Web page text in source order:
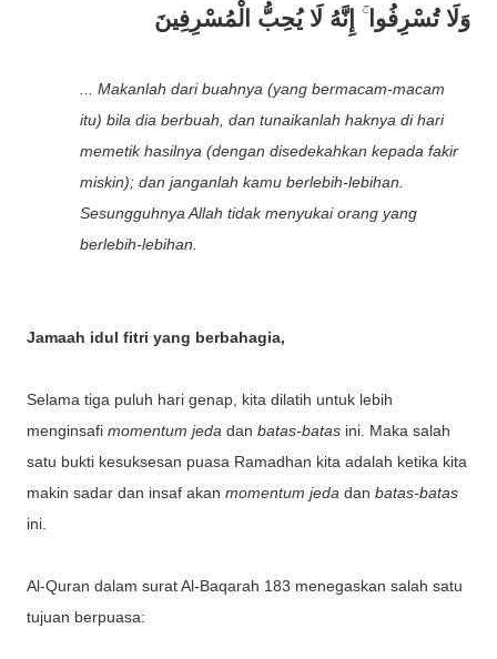
وَلَا تُسْرِفُوا إِنَّهُ لَا يُحِبُّ الْمُسْرِفِينَ
... Makanlah dari buahnya (yang bermacam-macam
itu) bila dia berbuah, dan tunaikanlah haknya di hari
memetik hasilnya (dengan disedekahkan kepada fakir
miskin); dan janganlah kamu berlebih-lebihan.
Sesungguhnya Allah tidak menyukai orang yang
berlebih-lebihan
Jamaah idul fitri yang berbahagia,
Selama tiga puluh hari genap, kita dilatih untuk lebih
menginsafi momentum jeda dan batas-batas ini. Maka salah
satu bukti kesuksesan puasa Ramadhan kita adalah ketika kita
makin sadar dan insaf akan momentum jeda dan batas-batas
ini.
Al-Quran dalam surat Al-Baqarah 183 menegaskan salah satu
tujuan berpuasa: